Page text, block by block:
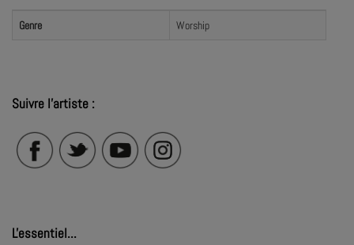
Genre Worship
Suivre l'artiste :
L'essentiel...